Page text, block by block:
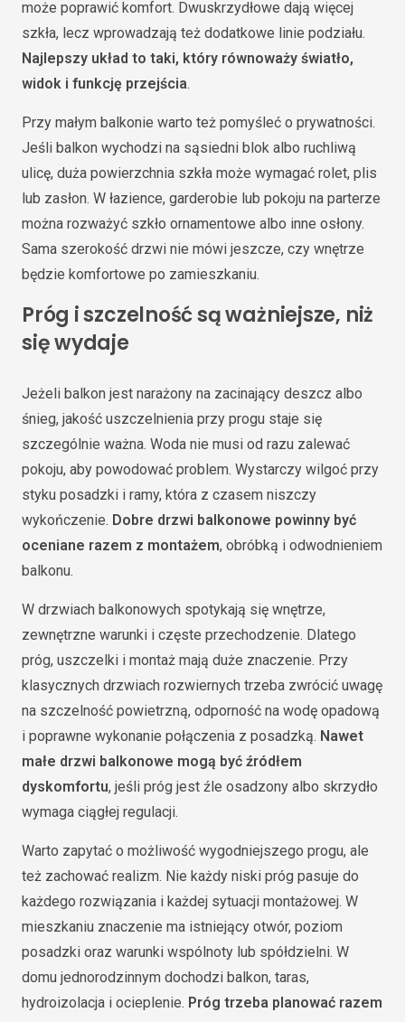
może poprawić komfort. Dwuskrzydłowe dają więcej
szkła, lecz wprowadzają też dodatkowe linie podziału.
Najlepszy układ to taki, który równoważy światło,
widok i funkcję przejścia.
Przy małym balkonie warto też pomyśleć o prywatności.
Jeśli balkon wychodzi na sąsiedni blok albo ruchliwą
ulicę, duża powierzchnia szkła może wymagać rolet, plis
lub zasłon. W łazience, garderobie lub pokoju na parterze
można rozważyć szkło ornamentowe albo inne osłony.
Sama szerokość drzwi nie mówi jeszcze, czy wnętrze
będzie komfortowe po zamieszkaniu.
Próg i szczelność są ważniejsze, niż
się wydaje
Jeżeli balkon jest narażony na zacinający deszcz albo
śnieg, jakość uszczelnienia przy progu staje się
szczególnie ważna. Woda nie musi od razu zalewać
pokoju, aby powodować problem. Wystarczy wilgoć przy
styku posadzki i ramy, która z czasem niszczy
wykończenie. Dobre drzwi balkonowe powinny być
oceniane razem z montażem, obróbką i odwodnieniem
balkonu.
W drzwiach balkonowych spotykają się wnętrze,
zewnętrzne warunki i częste przechodzenie. Dlatego
próg, uszczelki i montaż mają duże znaczenie. Przy
klasycznych drzwiach rozwiernych trzeba zwrócić uwagę
na szczelność powietrzną, odporność na wodę opadową
i poprawne wykonanie połączenia z posadzką. Nawet
małe drzwi balkonowe mogą być źródłem
dyskomfortu, jeśli próg jest źle osadzony albo skrzydło
wymaga ciągłej regulacji.
Warto zapytać o możliwość wygodniejszego progu, ale
też zachować realizm. Nie każdy niski próg pasuje do
każdego rozwiązania i każdej sytuacji montażowej. W
mieszkaniu znaczenie ma istniejący otwór, poziom
posadzki oraz warunki wspólnoty lub spółdzielni. W
domu jednorodzinnym dochodzi balkon, taras,
hydroizolacja i ocieplenie. Próg trzeba planować razem